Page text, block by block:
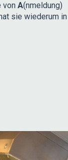
von A(nmeldung)
sie wiederum in